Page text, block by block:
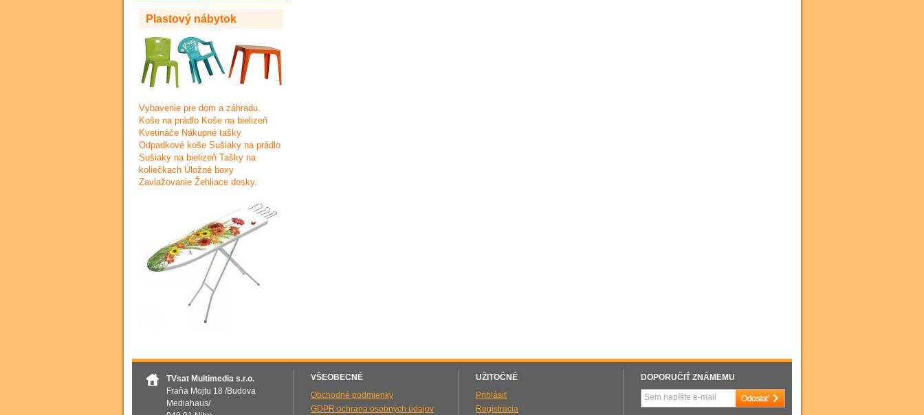
Plastový nábytok
Vybavenie pre dom a záhradu.
Koše na prádlo Koše na bielizeň
Kvetináče Nákupné tašky
Odpadkové koše Sušiaky na prádlo
Sušiaky na bielizeň Tašky na
koliečkach Úložné boxy
Zavlažovanie Žehliace dosky.
TVsat Multimedia s.r.o.
Fraňa Mojtu 18 /Budova
Mediahaus/
VŠEOBECNÉ
Obchodné podmienky
GDPR ochrana osobných údajov
UŽITOČNÉ
Prihlásiť
Registrácia
DOPORUČIŤ ZNÁMEMU